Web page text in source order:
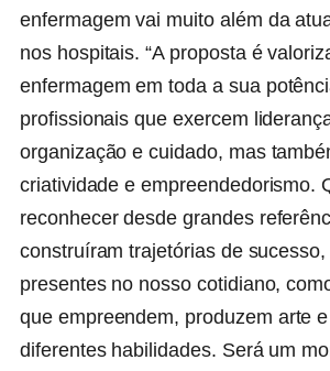
enfermagem vai muito além da
nos hospitais. “A proposta é
enfermagem em toda a sua
profissionais que exercem
organização e cuidado, mas
criatividade e empreendedorismo.
reconhecer desde grandes
construíram trajetórias de
presentes no nosso cotidiano,
que empreendem, produzem arte
diferentes habilidades. Será um